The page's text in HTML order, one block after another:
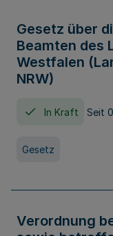
Gesetz über
Beamten des
Westfalen
NRW)
In Kraft Seit
Gesetz
Verordnung